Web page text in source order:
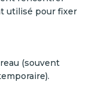
utilisé pour fixer
(souvent